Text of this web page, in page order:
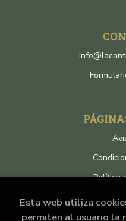
Política
Esta web utiliza
permiten al usuario la